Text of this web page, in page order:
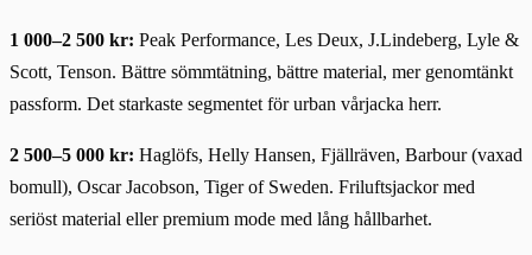
1 000–2 500 kr: Peak Performance, Les Deux, J.Lindeberg, Lyle &
Scott, Tenson. Bättre sömmtätning, bättre material, mer genomtänkt
passform. Det starkaste segmentet för urban vårjacka herr.
2 500–5 000 kr: Haglöfs, Helly Hansen, Fjällräven, Barbour (vaxad
bomull), Oscar Jacobson, Tiger of Sweden. Friluftsjackor med
seriöst material eller premium mode med lång hållbarhet.